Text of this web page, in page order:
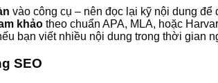
vào công cụ – nên đọc lại kỹ nội dung
khảo theo chuẩn APA, MLA, hoặc
bạn viết nhiều nội dung trong thời gian
SEO